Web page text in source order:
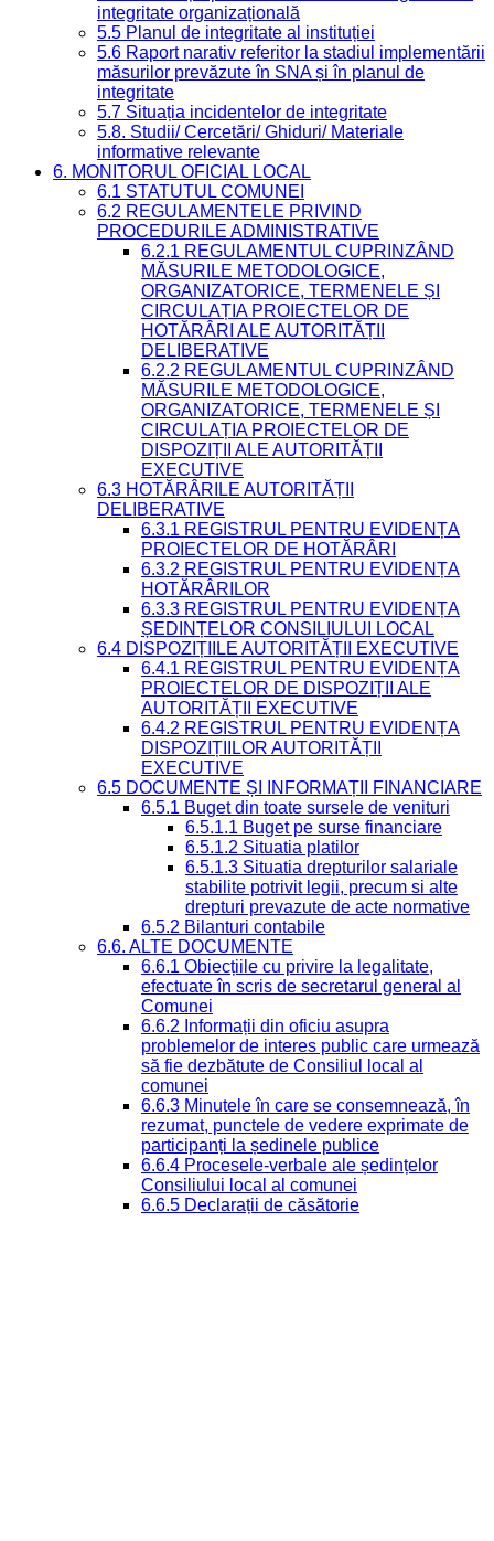
integritate organizațională
5.5 Planul de integritate al instituției
5.6 Raport narativ referitor la stadiul implementării
măsurilor prevăzute în SNA și în planul de
integritate
5.7 Situația incidentelor de integritate
5.8. Studii/ Cercetări/ Ghiduri/ Materiale
informative relevante
6. MONITORUL OFICIAL LOCAL
6.1 STATUTUL COMUNEI
6.2 REGULAMENTELE PRIVIND
PROCEDURILE ADMINISTRATIVE
6.2.1 REGULAMENTUL CUPRINZÂND
MĂSURILE METODOLOGICE,
ORGANIZATORICE, TERMENELE ȘI
CIRCULAȚIA PROIECTELOR DE
HOTĂRÂRI ALE AUTORITĂȚII
DELIBERATIVE
6.2.2 REGULAMENTUL CUPRINZÂND
MĂSURILE METODOLOGICE,
ORGANIZATORICE, TERMENELE ȘI
CIRCULAȚIA PROIECTELOR DE
DISPOZIȚII ALE AUTORITĂȚII
EXECUTIVE
6.3 HOTĂRÂRILE AUTORITĂȚII
DELIBERATIVE
6.3.1 REGISTRUL PENTRU EVIDENȚA
PROIECTELOR DE HOTĂRÂRI
6.3.2 REGISTRUL PENTRU EVIDENȚA
HOTĂRÂRILOR
6.3.3 REGISTRUL PENTRU EVIDENȚA
ȘEDINȚELOR CONSILIULUI LOCAL
6.4 DISPOZIȚIILE AUTORITĂȚII EXECUTIVE
6.4.1 REGISTRUL PENTRU EVIDENȚA
PROIECTELOR DE DISPOZIȚII ALE
AUTORITĂȚII EXECUTIVE
6.4.2 REGISTRUL PENTRU EVIDENȚA
DISPOZIȚIILOR AUTORITĂȚII
EXECUTIVE
6.5 DOCUMENTE ȘI INFORMAȚII FINANCIARE
6.5.1 Buget din toate sursele de venituri
6.5.1.1 Buget pe surse financiare
6.5.1.2 Situatia platilor
6.5.1.3 Situatia drepturilor salariale
stabilite potrivit legii, precum si alte
drepturi prevazute de acte normative
6.5.2 Bilanturi contabile
6.6. ALTE DOCUMENTE
6.6.1 Obiecțiile cu privire la legalitate,
efectuate în scris de secretarul general al
Comunei
6.6.2 Informații din oficiu asupra
problemelor de interes public care urmează
să fie dezbătute de Consiliul local al
comunei
6.6.3 Minutele în care se consemnează, în
rezumat, punctele de vedere exprimate de
participanți la ședinele publice
6.6.4 Procesele-verbale ale ședințelor
Consiliului local al comunei
6.6.5 Declarații de căsătorie